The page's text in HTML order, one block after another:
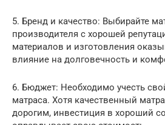
5. Бренд и качество: Выбирайте
производителя с хорошей
материалов и изготовления
влияние на долговечность и
6. Бюджет: Необходимо учесть
матраса. Хотя качественный
дорогим, инвестиция в хороший